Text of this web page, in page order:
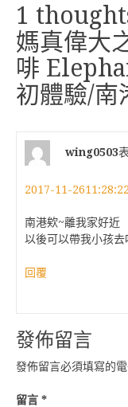
1
媽真偉大
啡
初體驗/南
wing0503
2017-11-2611:28:22
南港欸~離我家好近
以後可以帶我小孩去
回覆
發佈留言
發佈留言必須填寫的
留言 *